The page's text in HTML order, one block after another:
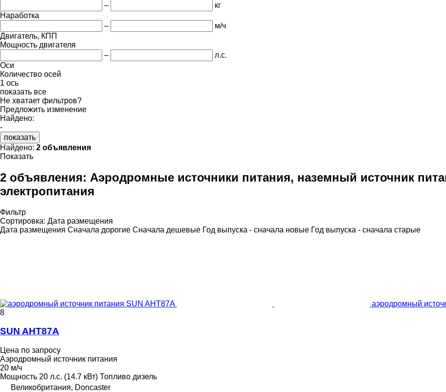
–
кг
Наработка
–
м/ч
Двигатель, КПП
Мощность двигателя
–
л.с.
Оси
Количество осей
1 ось
показать все
Не хватает фильтров?
Предложить изменение
Найдено:
-
показать
Найдено: 2 объявления
Показать
2 объявления: Аэродромные источники питания, наземный источник
электропитания
Фильтр
Сортировка: Дата размещения
Дата размещения Сначала дорогие Сначала дешевые Год выпуска - сначала новые Год выпуска - сначала старые
аэродромный
8
SUN AHT87A
Цена по запросу
Аэродромный источник питания
20 м/ч
Мощность 20 л.с. (14.7 кВт) Топливо дизель
Великобритания, Doncaster